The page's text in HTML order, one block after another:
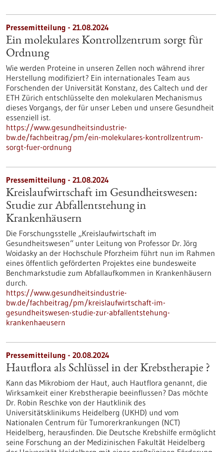
Pressemitteilung - 21.08.2024
Ein molekulares Kontrollzentrum sorgt für
Ordnung
Wie werden Proteine in unseren Zellen noch während ihrer
Herstellung modifiziert? Ein internationales Team aus
Forschenden der Universität Konstanz, des Caltech und der
ETH Zürich entschlüsselte den molekularen Mechanismus
dieses Vorgangs, der für unser Leben und unsere Gesundheit
essenziell ist.
https://www.gesundheitsindustrie-
bw.de/fachbeitrag/pm/ein-molekulares-kontrollzentrum-
sorgt-fuer-ordnung
Pressemitteilung - 21.08.2024
Kreislaufwirtschaft im Gesundheitswesen:
Studie zur Abfallentstehung in
Krankenhäusern
Die Forschungsstelle „Kreislaufwirtschaft im
Gesundheitswesen“ unter Leitung von Professor Dr. Jörg
Woidasky an der Hochschule Pforzheim führt nun im Rahmen
eines öffentlich geförderten Projektes eine bundesweite
Benchmarkstudie zum Abfallaufkommen in Krankenhäusern
durch.
https://www.gesundheitsindustrie-
bw.de/fachbeitrag/pm/kreislaufwirtschaft-im-
gesundheitswesen-studie-zur-abfallentstehung-
krankenhaeusern
Pressemitteilung - 20.08.2024
Hautflora als Schlüssel in der Krebstherapie ?
Kann das Mikrobiom der Haut, auch Hautflora genannt, die
Wirksamkeit einer Krebstherapie beeinflussen? Das möchte
Dr. Robin Reschke von der Hautklinik des
Universitätsklinikums Heidelberg (UKHD) und vom
Nationalen Centrum für Tumorerkrankungen (NCT)
Heidelberg, herausfinden. Die Deutsche Krebshilfe ermöglicht
seine Forschung an der Medizinischen Fakultät Heidelberg